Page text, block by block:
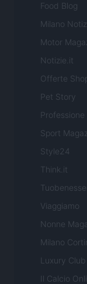
Food Blog
Milano
Motor
Notizie.it
Offerte
Pet Story
Sport
Style24
Think.it
Viaggiamo
Nonne
Milano
Luxury Club
Il Calcio